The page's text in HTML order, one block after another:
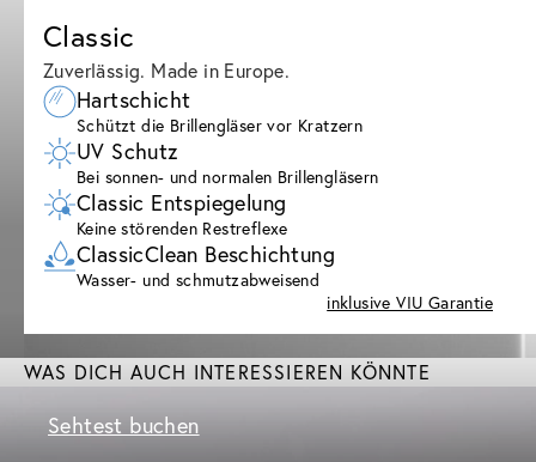
Classic
Zuverlässig. Made in Europe.
Hartschicht
Schützt die Brillengläser vor Kratzern
UV Schutz
Bei sonnen- und normalen Brillengläsern
Classic Entspiegelung
Keine störenden Restreflexe
ClassicClean Beschichtung
Wasser- und schmutzabweisend
inklusive VIU Garantie
WAS DICH AUCH INTERESSIEREN KÖNNTE
Sehtest buchen